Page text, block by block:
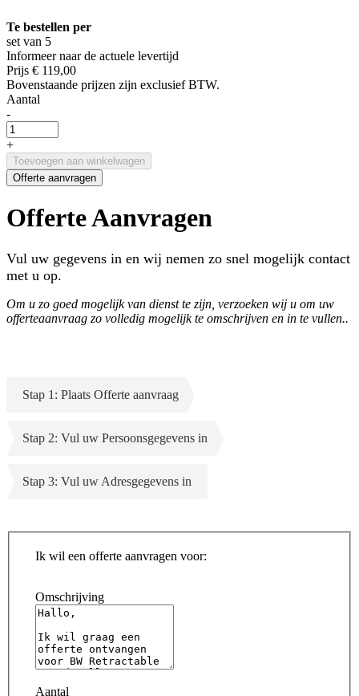
Te bestellen per
set van 5
Informeer naar de actuele levertijd
Prijs € 119,00
Bovenstaande prijzen zijn exclusief BTW.
Aantal
-
+
Toevoegen aan winkelwagen
Offerte aanvragen
Offerte Aanvragen
Vul uw gegevens in en wij nemen zo snel mogelijk contact
met u op.
Om u zo goed mogelijk van dienst te zijn, verzoeken wij u om uw
offerteaanvraag zo volledig mogelijk te omschrijven en in te vullen..
Stap 1: Plaats Offerte aanvraag
Stap 2: Vul uw Persoonsgegevens in
Stap 3: Vul uw Adresgegevens in
Ik wil een offerte aanvragen voor:
Omschrijving
Aantal